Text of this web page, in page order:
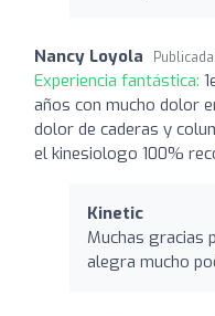
Nancy Loyola
Experiencia fantástica:
años con mucho dolor
dolor de caderas y
el kinesiologo 100%
Kinetic
Muchas gracias
alegra mucho